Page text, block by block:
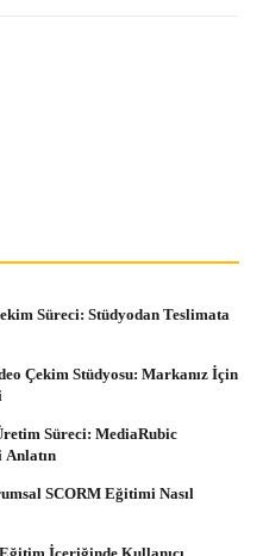
Süreci: Stüdyodan Teslimata
Çekim Stüdyosu: Markanız İçin
Süreci: MediaRubic
Anlatın
SCORM Eğitimi Nasıl